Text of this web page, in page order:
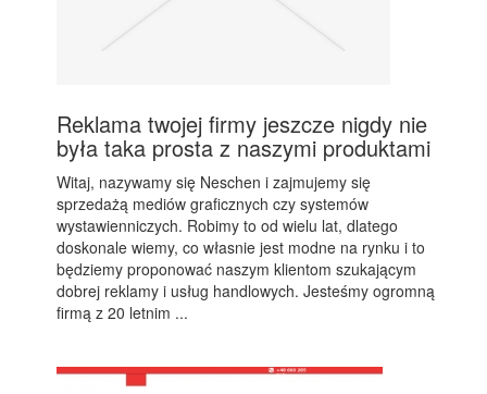
Reklama twojej firmy jeszcze nigdy nie
była taka prosta z naszymi produktami
Witaj, nazywamy się Neschen i zajmujemy się
sprzedażą mediów graficznych czy systemów
wystawienniczych. Robimy to od wielu lat, dlatego
doskonale wiemy, co własnie jest modne na rynku i to
będziemy proponować naszym klientom szukającym
dobrej reklamy i usług handlowych. Jesteśmy ogromną
firmą z 20 letnim ...